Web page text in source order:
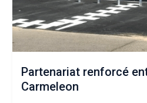
Partenariat renforcé
Carmeleon